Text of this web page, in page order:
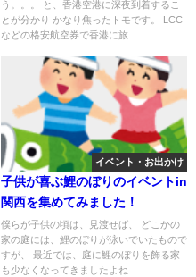
う。。。 と、香港空港に深夜到着するこ
とが分かり かなり焦ったトモです。 LCC
などの格安航空券で香港に旅...
イベント・お出かけ
子供が喜ぶ鯉のぼりのイベントin
関西を集めてみました！
僕らが子供の頃は、見渡せば、 どこかの
家の庭には、鯉のぼりが泳いでいたもので
すが、 最近では、庭に鯉のぼりを飾る家
も少なくなってきましたよね...